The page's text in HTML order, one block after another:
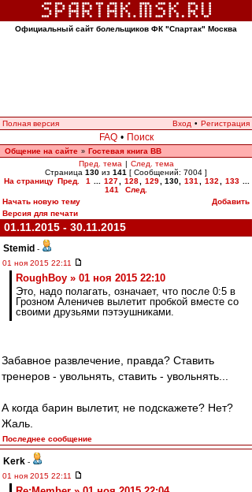
Официальный сайт болельщиков ФК "Спартак" Москва
Полная версия Вход • Регистрация
FAQ • Поиск
Общение на сайте » Гостевая книга ВВ
Пред. тема | След. тема
Страница 130 из 141 [ Сообщений: 7004 ]
На страницу Пред. 1 127 128 129 130, 131 132 133
141
След.
Начать новую тему
Добавить
Версия для печати
01.11.2015 - 30.11.2015
Stemid -
01 ноя 2015 22:11
RoughBoy » 01 ноя 2015 22:10
Это, надо полагать, означает, что после 0:5 в
Грозном Аленичев вылетит пробкой вместе со
своими друзьями пэтэушниками.
Забавное развлечение, правда? Ставить
тренеров - увольнять, ставить - увольнять...
А когда барин вылетит, не подскажете? Нет?
Жаль.
Последнее сообщение
Kerk -
01 ноя 2015 22:11